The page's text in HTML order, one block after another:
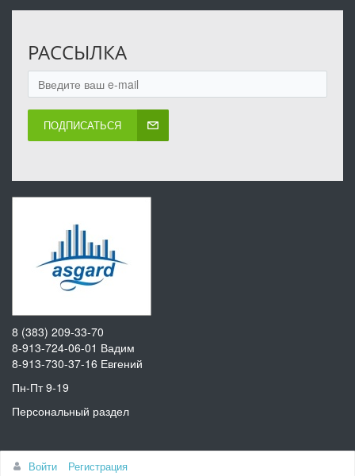
РАССЫЛКА
ПОДПИСАТЬСЯ
8 (383) 209-33-70
8-913-724-06-01 Вадим
8-913-730-37-16 Евгений
Пн-Пт 9-19
Персональный раздел
Наверх
Войти
Регистрация